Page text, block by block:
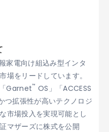
家電向け組込み型インタ
場をリードしています。
Garnet™ OS」「ACCESS
つ拡張性が高いテクノロジ
市場投入を実現可能とし
マザーズに株式を公開